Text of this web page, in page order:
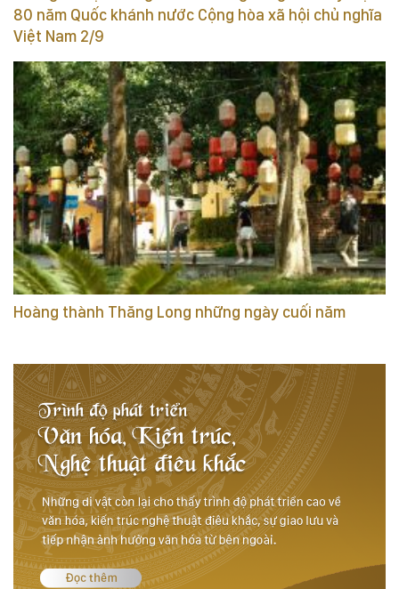
80 năm Quốc khánh nước Cộng hòa xã hội chủ nghĩa
Việt Nam 2/9
Hoàng thành Thăng Long những ngày cuối năm